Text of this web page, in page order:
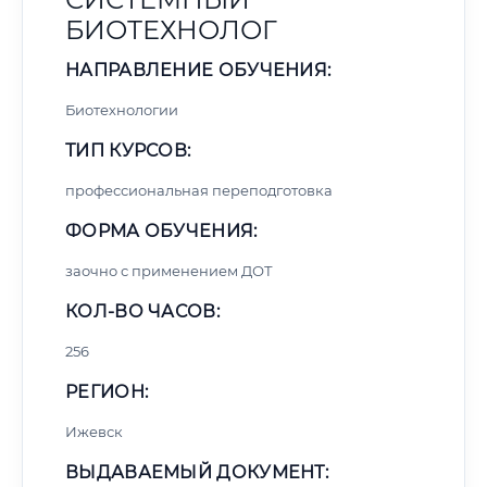
БИОТЕХНОЛОГ
НАПРАВЛЕНИЕ ОБУЧЕНИЯ:
Биотехнологии
ТИП КУРСОВ:
профессиональная переподготовка
ФОРМА ОБУЧЕНИЯ:
заочно с применением ДОТ
КОЛ-ВО ЧАСОВ:
256
РЕГИОН:
Ижевск
ВЫДАВАЕМЫЙ ДОКУМЕНТ: